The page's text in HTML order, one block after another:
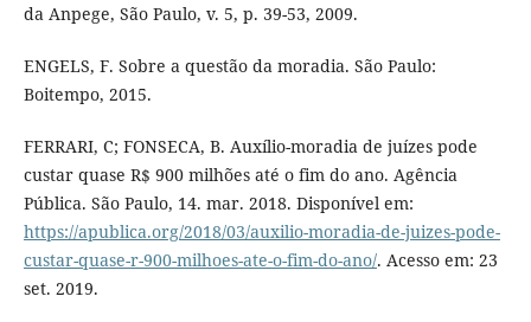
da Anpege, São Paulo, v. 5, p. 39-53, 2009.
ENGELS, F. Sobre a questão da moradia. São Paulo:
Boitempo, 2015.
FERRARI, C; FONSECA, B. Auxílio-moradia de juízes pode
custar quase R$ 900 milhões até o fim do ano. Agência
Pública. São Paulo, 14. mar. 2018. Disponível em:
https://apublica.org/2018/03/auxilio-moradia-de-juizes-pode-
custar-quase-r-900-milhoes-ate-o-fim-do-ano/. Acesso em: 23
set. 2019.